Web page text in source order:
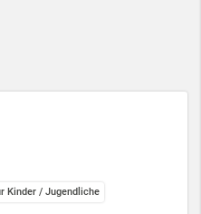
Kinder / Jugendliche